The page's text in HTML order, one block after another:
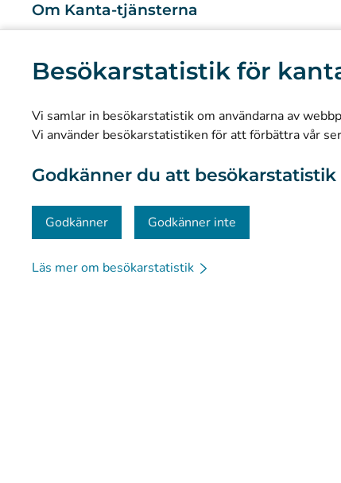
Besökarstatistik för
Vi samlar in besökarstatistik om användarna av
Vi använder besökarstatistiken för att förbättra vår
Godkänner du att besökarstatistik
Godkänner Godkänner inte
Läs mer om besökarstatistik
Om Kanta-tjänsterna
Forskning och kunskapsbaserad ledning
Dataskydd och tillgänglighet
Kommunikation och sociala medier
© Kanta-Palvelut, Kansaneläkelaitos